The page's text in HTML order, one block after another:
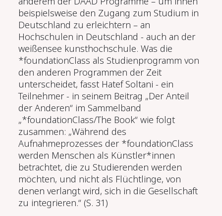
beispielsweise den Zugang zum Studium in
Deutschland zu erleichtern– an
Hochschulen in Deutschland - auch an der
weißensee kunsthochschule. Was die
*foundationClass als Studienprogramm von
den anderen Programmen der Zeit
unterscheidet, fasst Hatef Soltani - ein
Teilnehmer - in seinem Beitrag „Der Anteil
der Anderen“ im Sammelband
„*foundationClass/The Book“ wie folgt
zusammen: „Während des
Aufnahmeprozesses der *foundationClass
werden Menschen als Künstler*innen
betrachtet, die zu Studierenden werden
möchten, und nicht als Flüchtlinge, von
denen verlangt wird, sich in die Gesellschaft
zu integrieren.“ (S. 31)